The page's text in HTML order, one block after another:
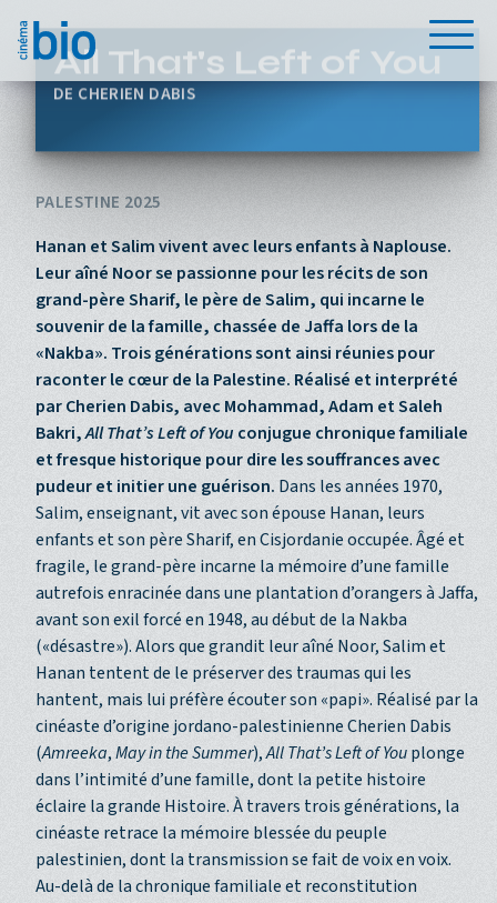
Menu
All That's Left of You
CHERIEN DABIS
PALESTINE 2025
Hanan et Salim vivent avec leurs enfants à Naplouse.
Leur aîné Noor se passionne pour les récits de son
grand-père Sharif, le père de Salim, qui incarne le
souvenir de la famille, chassée de Jaffa lors de la
«Nakba». Trois générations sont ainsi réunies pour
raconter le cœur de la Palestine. Réalisé et interprété
par Cherien Dabis, avec Mohammad, Adam et Saleh
Bakri,All That’s Left of You conjugue chronique familiale
et fresque historique pour dire les souffrances avec
pudeur et initier une guérison. Dans les années 1970,
Salim, enseignant, vit avec son épouse Hanan, leurs
enfants et son père Sharif, en Cisjordanie occupée. Âgé et
fragile, le grand-père incarne la mémoire d’une famille
autrefois enracinée dans une plantation d’orangers à Jaffa,
avant son exil forcé en 1948, au début de la Nakba
(«désastre»). Alors que grandit leur aîné Noor, Salim et
Hanan tentent de le préserver des traumas qui les
hantent, mais lui préfère écouter son «papi». Réalisé par la
cinéaste d’origine jordano-palestinienne Cherien Dabis
(Amreeka,May in the Summer),All That’s Left of Youplonge
dans l’intimité d’une famille, dont la petite histoire
éclaire la grande Histoire. À travers trois générations, la
cinéaste retrace la mémoire blessée du peuple
palestinien, dont la transmission se fait de voix en voix.
Au-delà de la chronique familiale et reconstitution